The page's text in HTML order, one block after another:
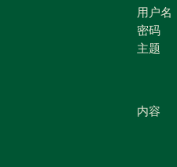
用户名
密码
主题
内容